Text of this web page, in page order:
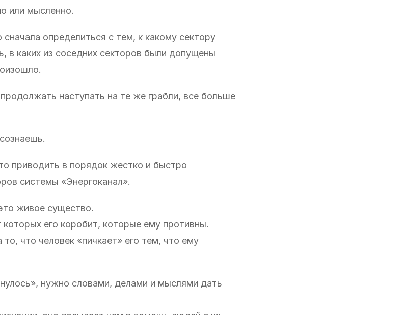
или мысленно.
определиться с тем, к какому сектору
в каких из соседних секторов были допущены
наступать на те же грабли, все больше
приводить в порядок жестко и быстро
системы «Энергоканал».
живое существо.
его коробит, которые ему противны.
что человек «пичкает» его тем, что ему
нужно словами, делами и мыслями дать